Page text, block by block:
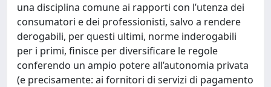
una disciplina comune ai rapporti con l’utenza dei
consumatori e dei professionisti, salvo a rendere
derogabili, per questi ultimi, norme inderogabili
per i primi, finisce per diversificare le regole
conferendo un ampio potere all’autonomia privata
(e precisamente: ai fornitori di servizi di pagamento